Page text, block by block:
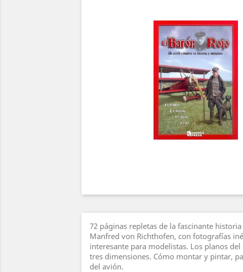
72 páginas repletas de la fascinante
Manfred von Richthofen, con fotografías
interesante para modelistas. Los planos del
tres dimensiones. Cómo montar y pintar,
del avión.